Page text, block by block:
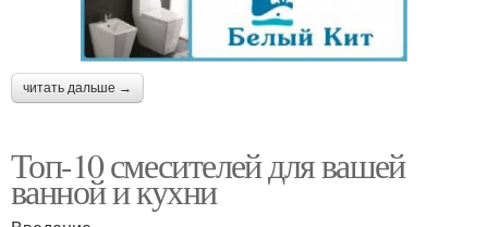
читать дальше →
Топ-10 смесителей для вашей
ванной и кухни